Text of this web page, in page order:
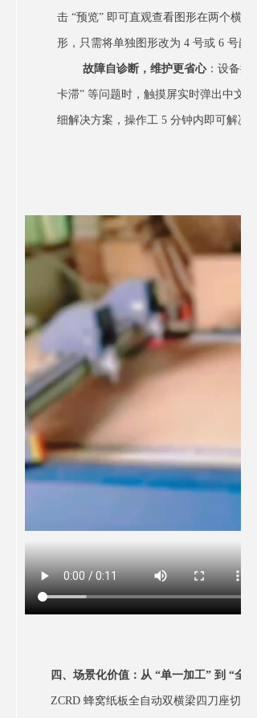
击 “预览” 即可直观查看图形在两个横
形，只需将单独图形改为 4 号或 6 号颜
故障自诊断，维护更省心：设备搭
卡滞” 等问题时，触摸屏实时弹出中文
细解决方案，操作工 5 分钟内即可解决
四、场景化价值：从 “单一加工” 到 “全链
ZCRD 蜂窝纸板全自动双横梁四刀座切